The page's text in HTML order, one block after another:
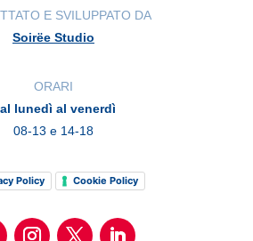
E SVILUPPATO DA
Soirëe Studio
ORARI
lunedì al venerdì
08-13 e 14-18
Policy Cookie Policy